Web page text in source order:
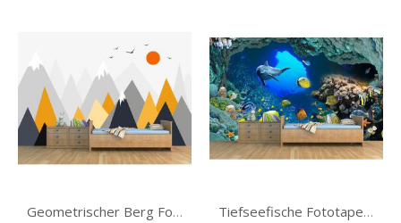
Geometrischer Berg Fototapete Tiefseefische Fototapete